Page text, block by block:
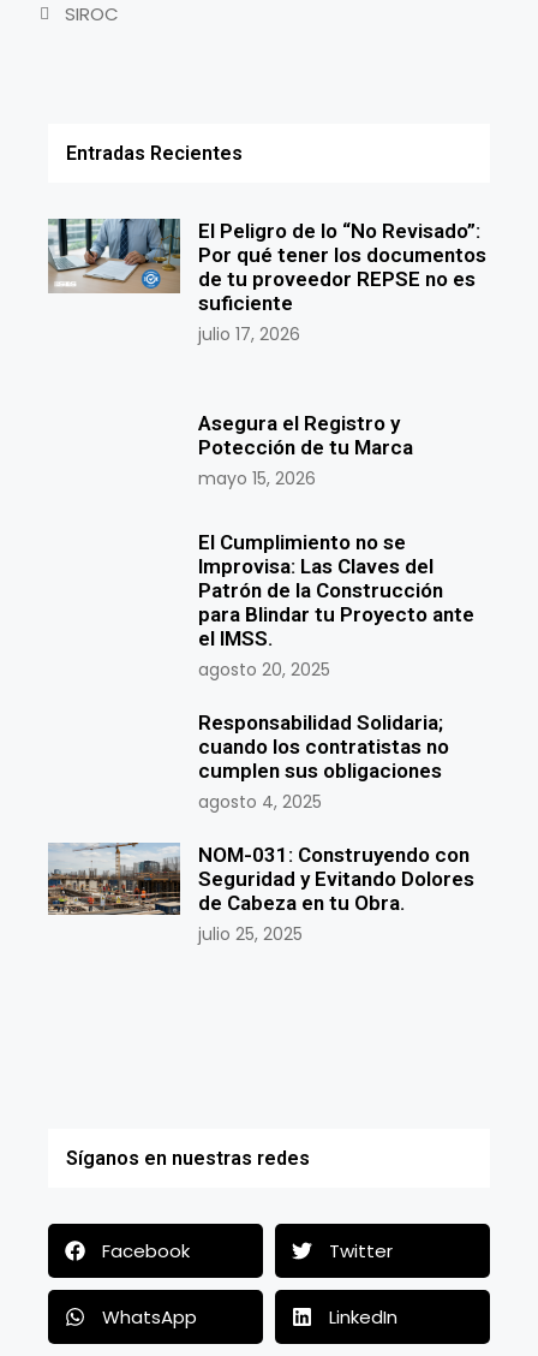
SIROC
Entradas Recientes
El Peligro de lo “No Revisado”:
Por qué tener los documentos
de tu proveedor REPSE no es
suficiente
julio 17, 2026
Asegura el Registro y
Potección de tu Marca
mayo 15, 2026
El Cumplimiento no se
Improvisa: Las Claves del
Patrón de la Construcción
para Blindar tu Proyecto ante
el IMSS.
agosto 20, 2025
Responsabilidad Solidaria;
cuando los contratistas no
cumplen sus obligaciones
agosto 4, 2025
NOM-031: Construyendo con
Seguridad y Evitando Dolores
de Cabeza en tu Obra.
julio 25, 2025
Síganos en nuestras redes
Facebook Twitter
WhatsApp LinkedIn